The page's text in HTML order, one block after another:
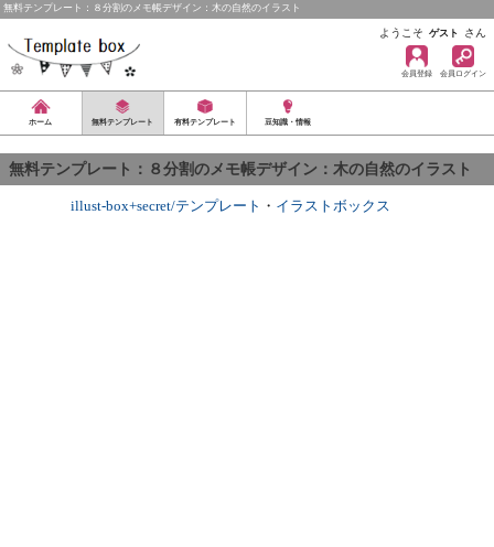
無料テンプレート：８分割のメモ帳デザイン：木の自然のイラスト
ようこそ ゲスト さん
会員登録 会員ログイン
ホーム 無料テンプレート 有料テンプレート 豆知識・情報
無料テンプレート：８分割のメモ帳デザイン：木の自然のイラスト
illust-box+secret/テンプレート ・ イラストボックス